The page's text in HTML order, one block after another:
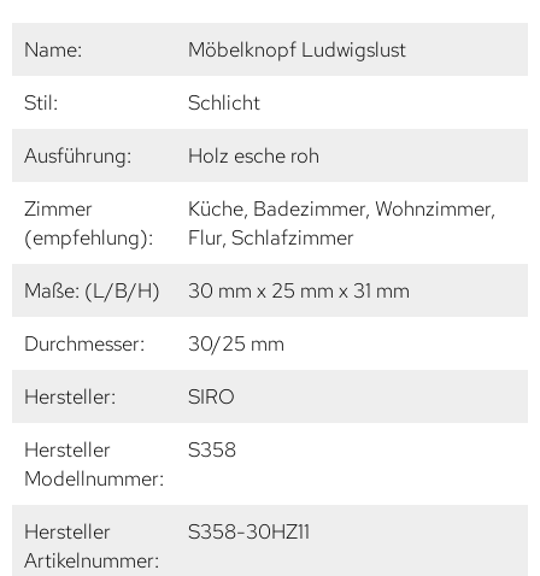
Name:
Möbelknopf Ludwigslust
Stil:
Schlicht
Ausführung:
Holz esche roh
Zimmer
(empfehlung):
Küche, Badezimmer, Wohnzimmer,
Flur, Schlafzimmer
Maße: (L/B/H)
30 mm x 25 mm x 31 mm
Durchmesser:
30/25 mm
Hersteller:
SIRO
Hersteller
Modellnummer:
S358
Hersteller
Artikelnummer:
S358-30HZ11